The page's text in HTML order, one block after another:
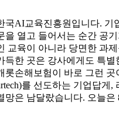
국AI교육진흥원입니다. 기
을 열고 들어서는 순간 공
교육이 아니라 당면한 과
득한 곳은 강사에게도 특별
롯손해보험이 바로 그런 곳
를 선도하는 기업답게,
망은 남달랐습니다. 오늘